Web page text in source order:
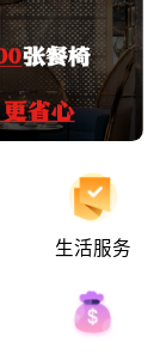
生活服务